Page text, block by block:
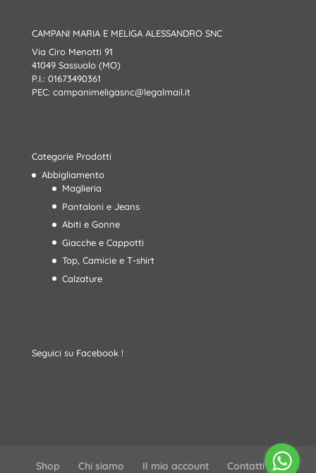
CAMPANI MARIA E MELIGA ALESSANDRO SNC
Via Ciro Menotti 91
41049 Sassuolo (MO)
P.I.: 01673490361
PEC: campanimeligasnc@legalmail.it
Categorie Prodotti
Abbigliamento
Maglieria
Pantaloni e Jeans
Abiti e Gonne
Giacche e Cappotti
Top, Camicie e T-shirt
Calzature
Seguici su Facebook !
Shop Chi siamo Il mio account Contatti